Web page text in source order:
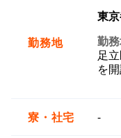
勤務地
東
勤
足
を
寮・社宅 -